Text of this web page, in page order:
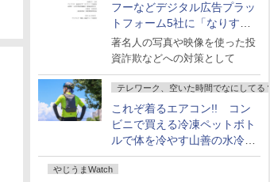
フーなどデジタル広告プラッ
トフォーム5社に「なりすま
し詐欺広告」対策強化を要請
著名人の写真や映像を使った投
資詐欺などへの対策として
テレワーク、空いた時間でなにしてる？
これぞ着るエアコン!! コン
ビニで買える冷凍ペットボト
ルで体を冷やす山善の水冷ベ
ストがロードバイクにちょう
どいい【ぼっち・ざ・ろー
やじうまWatch